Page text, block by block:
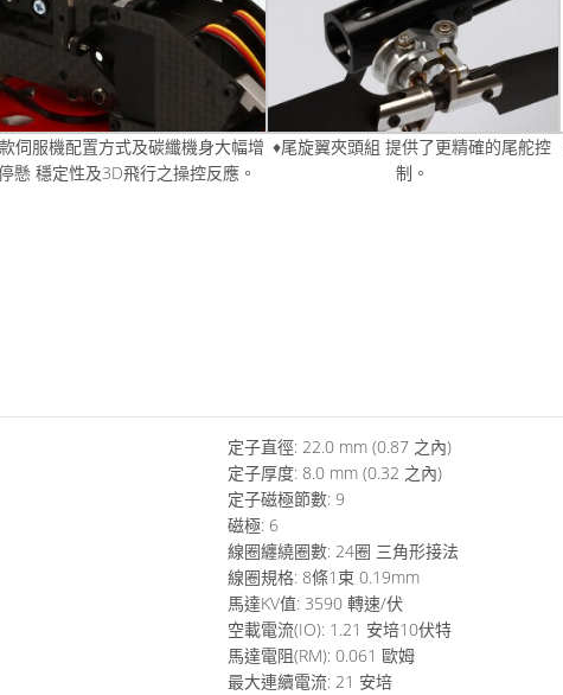
伺服機配置方式及碳纖機身大幅增
懸 穩定性及3D飛行之操控反應。
♦尾旋翼夾頭組 提供了更精確的尾舵控
制。
定子直徑: 22.0 mm (0.87 之內)
定子厚度: 8.0 mm (0.32 之內)
定子磁極節數: 9
磁極: 6
線圈纏繞圈數: 24圈 三角形接法
線圈規格: 8條1束 0.19mm
馬達KV值: 3590 轉速/伏
空載電流(IO): 1.21 安培10伏特
馬達電阻(RM): 0.061 歐姆
最大連續電流: 21 安培